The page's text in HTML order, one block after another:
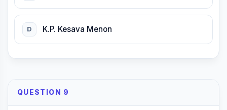
D K.P. Kesava Menon
QUESTION 9